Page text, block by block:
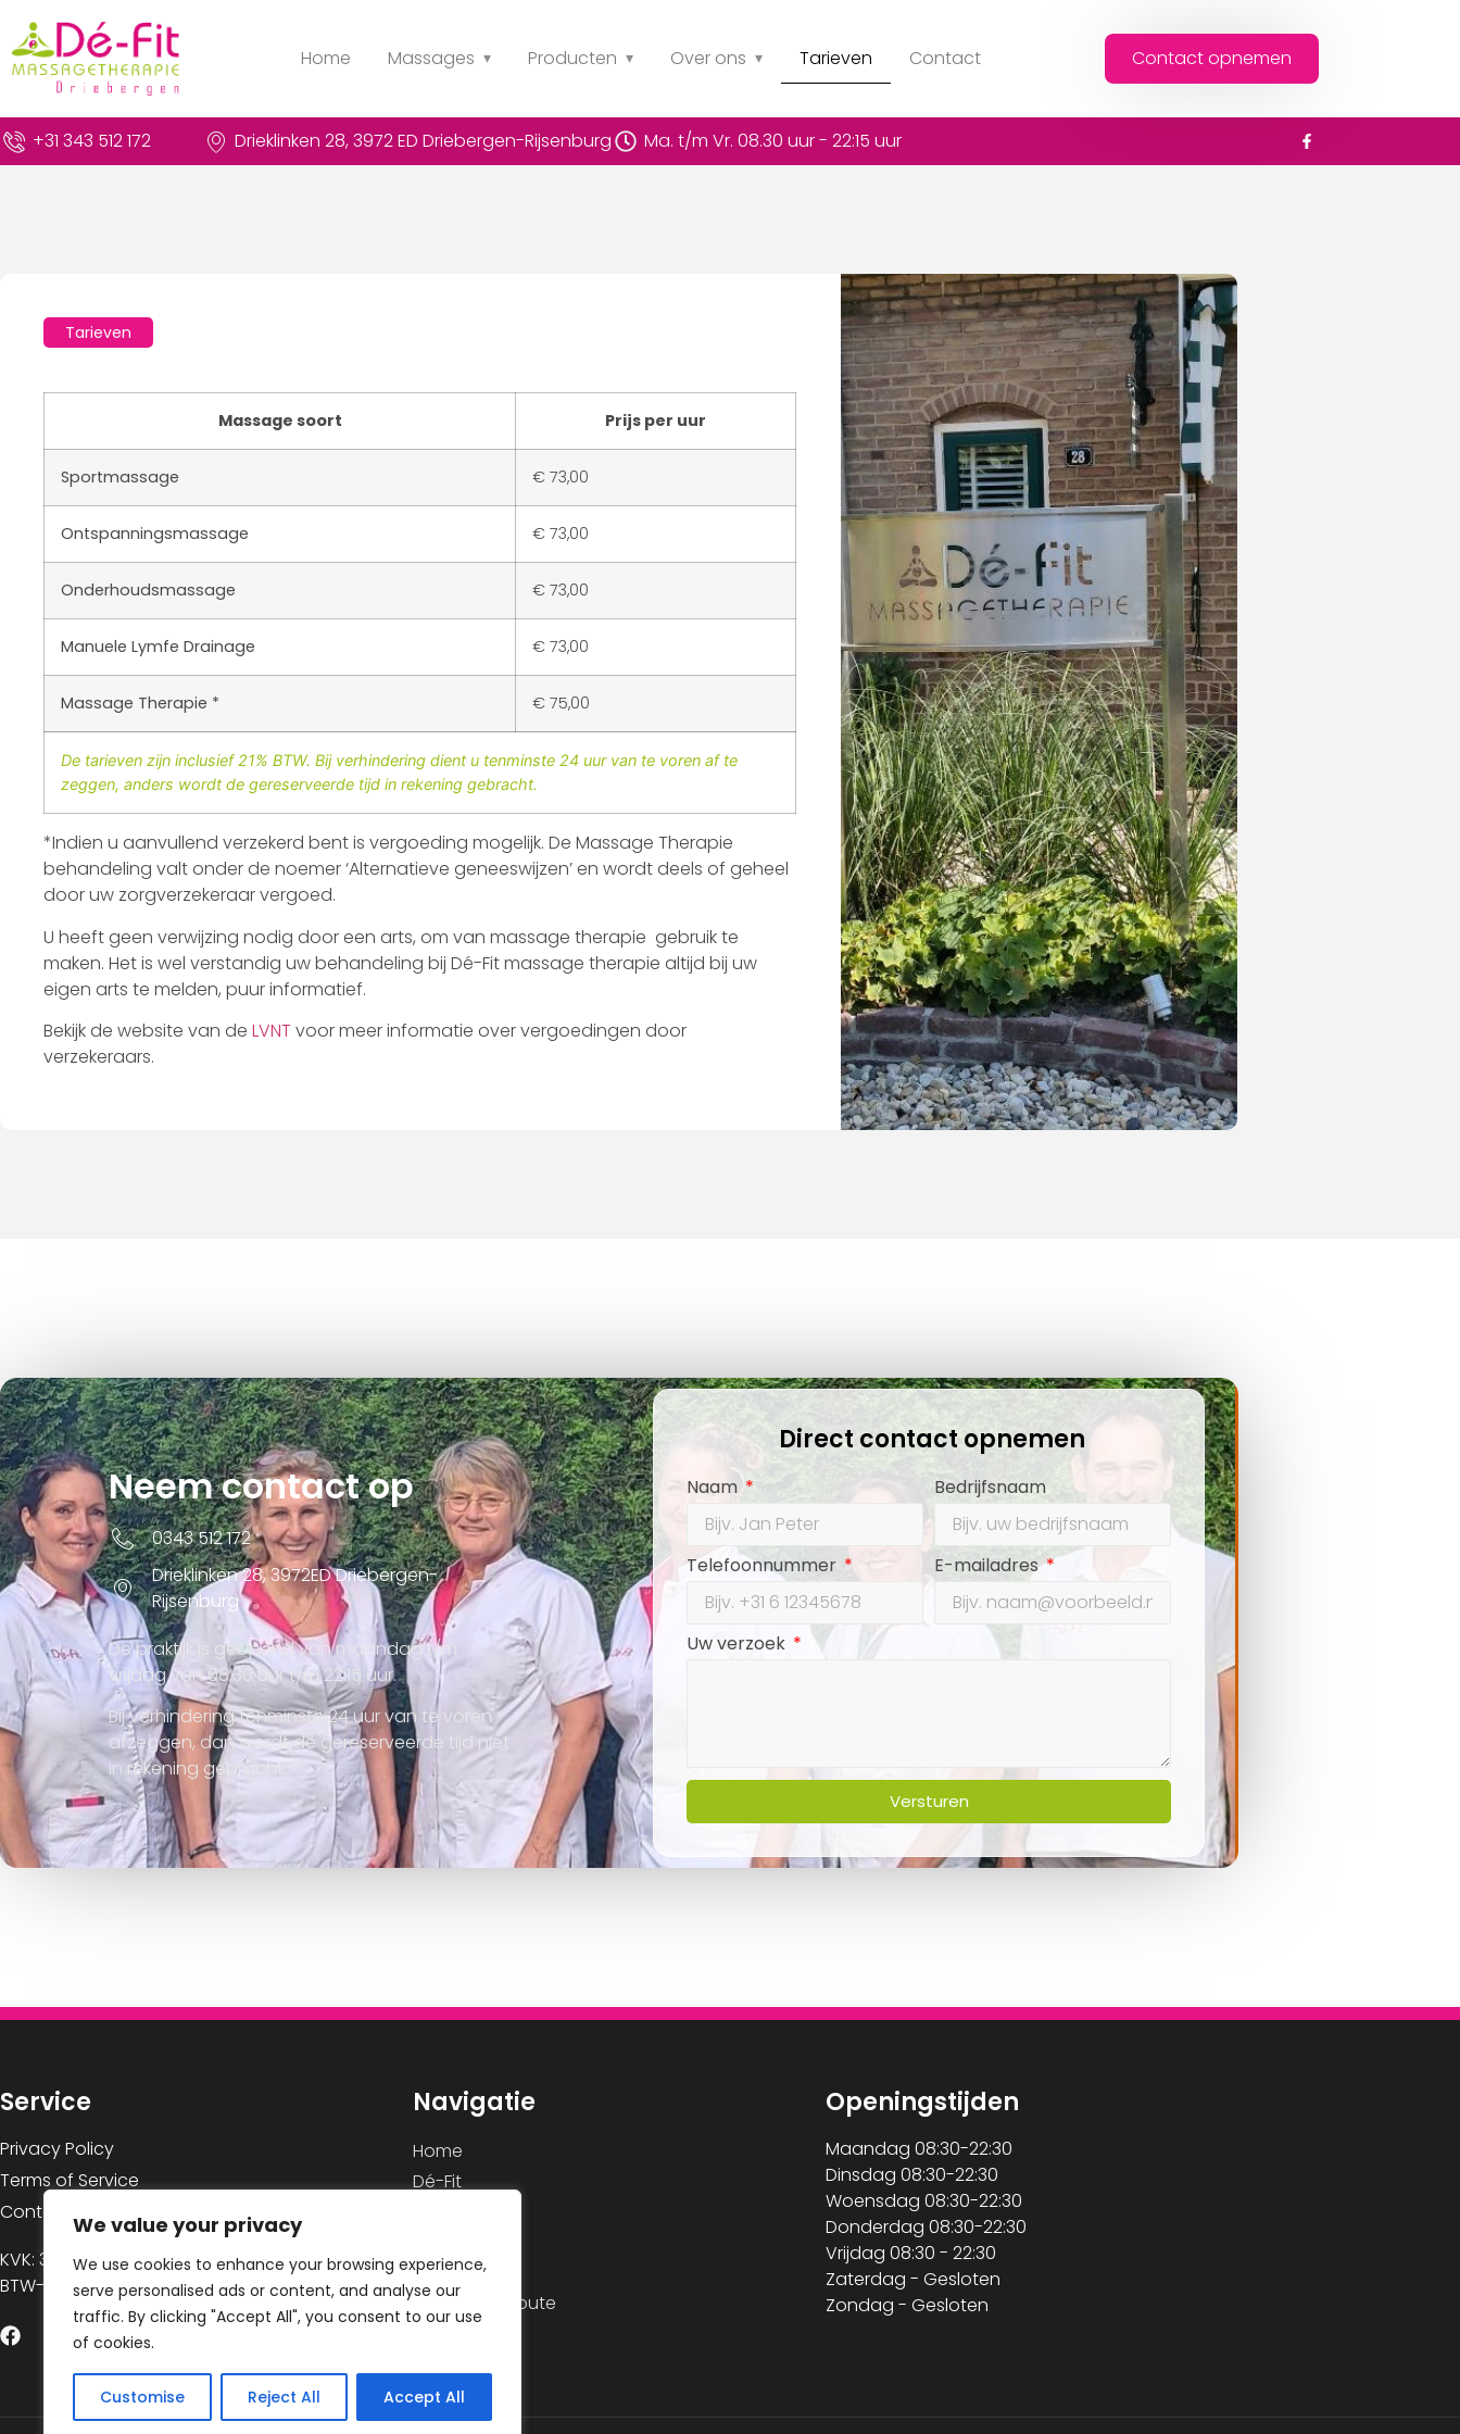
We value your privacy
We use cookies to enhance your browsing experience,
serve personalised ads or content, and analyse our
traffic. By clicking "Accept All", you consent to our use
of cookies.
Customise Reject All Accept All
Home Massages Producten Over ons Tarieven Contact Contact opnemen
+31 343 512 172 Drieklinken 28, 3972 ED Driebergen-Rijsenburg Ma. t/m Vr. 08.30 uur - 22:15 uur
Tarieven
Massage soort Prijs per uur
Sportmassage € 73,00
Ontspanningsmassage € 73,00
Onderhoudsmassage € 73,00
Manuele Lymfe Drainage € 73,00
Massage Therapie * € 75,00
De tarieven zijn inclusief 21% BTW. Bij verhindering dient u tenminste 24 uur van te voren af te
zeggen, anders wordt de gereserveerde tijd in rekening gebracht.
*Indien u aanvullend verzekerd bent is vergoeding mogelijk. De Massage Therapie
behandeling valt onder de noemer ‘Alternatieve geneeswijzen’ en wordt deels of geheel
door uw zorgverzekeraar vergoed.
U heeft geen verwijzing nodig door een arts, om van massage therapie gebruik te
maken. Het is wel verstandig uw behandeling bij Dé-Fit massage therapie altijd bij uw
eigen arts te melden, puur informatief.
Bekijk de website van de LVNT voor meer informatie over vergoedingen door
verzekeraars.
Neem contact op
0343 512 172
Drieklinken 28, 3972ED Driebergen-
Rijsenburg
De praktijk is geopend van maandag t/m
vrijdag van 08:30 uur t/m 22:15 uur.
Bij verhindering tenminste 24 uur van te voren
afzeggen, dan wordt de gereserveerde tijd niet
in rekening gebracht.
Direct contact opnemen
Naam Bedrijfsnaam
Telefoonnummer E-mailadres
Uw verzoek
Versturen
Service
Privacy Policy
Terms of Service
Contact
KVK: 30267731
BTW-ID: NL001465921B45
Navigatie
Home
Dé-Fit
Tarieven
Contact & Route
Openingstijden
Maandag 08:30-22:30
Dinsdag 08:30-22:30
Woensdag 08:30-22:30
Donderdag 08:30-22:30
Vrijdag 08:30 - 22:30
Zaterdag - Gesloten
Zondag - Gesloten